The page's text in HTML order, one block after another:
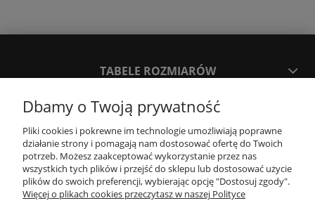
TABELE ROZMIARÓW
SPOSOBY PŁATNOŚCI ORAZ CZAS I KOSZTY DOSTAWY
DOSTAWY
KONTAKT
Dbamy o Twoją prywatność
Pliki cookies i pokrewne im technologie umożliwiają poprawne
działanie strony i pomagają nam dostosować ofertę do Twoich
potrzeb. Możesz zaakceptować wykorzystanie przez nas
wszystkich tych plików i przejść do sklepu lub dostosować użycie
plików do swoich preferencji, wybierając opcję "Dostosuj zgody".
Więcej o plikach cookies przeczytasz w naszej Polityce